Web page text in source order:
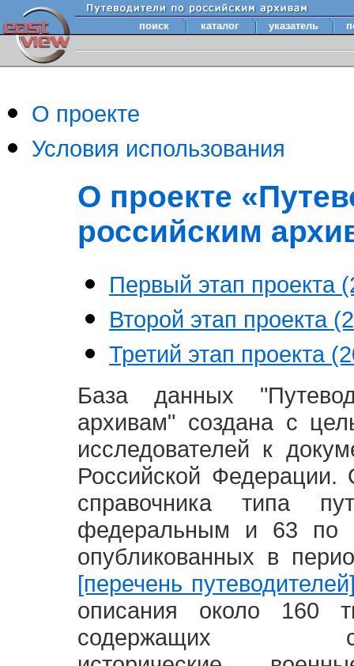
поиск каталог указатель
О проекте
Условия использования
О проекте
российским
Первый этап проекта
Второй этап проекта
Третий этап проекта
База данных
архивам" создана с
исследователей к
Российской
справочника типа
федеральным и 63 по
опубликованных в
[перечень
описания около 160
содержащих